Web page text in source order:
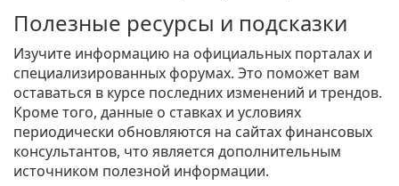
Полезные ресурсы и подсказки
Изучите информацию на официальных порталах и
специализированных форумах. Это поможет вам
оставаться в курсе последних изменений и трендов.
Кроме того, данные о ставках и условиях
периодически обновляются на сайтах финансовых
консультантов, что является дополнительным
источником полезной информации.